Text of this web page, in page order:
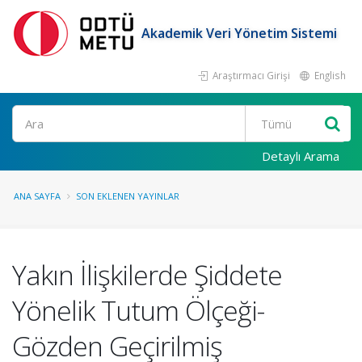
Akademik Veri Yönetim Sistemi
Araştırmacı Girişi English
Ara
Detaylı Arama
ANA SAYFA SON EKLENEN YAYINLAR
Yakın İlişkilerde Şiddete
Yönelik Tutum Ölçeği-
Gözden Geçirilmiş